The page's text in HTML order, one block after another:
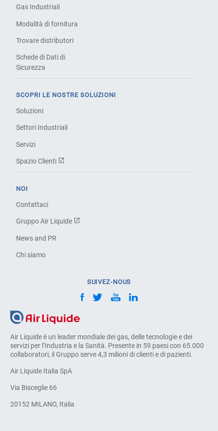
Air Liquide è un leader mondiale dei gas, delle tecnologie e dei
servizi per l’Industria e la Sanità. Presente in 59 paesi con 65.000
collaboratori, il Gruppo serve 4,3 milioni di clienti e di pazienti.
Air Liquide Italia SpA
Via Bisceglie 66
20152 MILANO, Italia
Gas Industriali
Modalità di fornitura
Trovare distributori
Schede di Dati di
Sicurezza
SCOPRI LE NOSTRE SOLUZIONI
Soluzioni
Settori Industriali
Servizi
Spazio Clienti
NOI
Contattaci
Gruppo Air Liquide
News and PR
Chi siamo
SUIVEZ-NOUS